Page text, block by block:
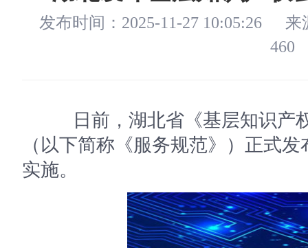
发布时间：2025-11-27 10:05:26
来
460
日前，湖北省《基层知识产
（以下简称《服务规范》）正式
实施。